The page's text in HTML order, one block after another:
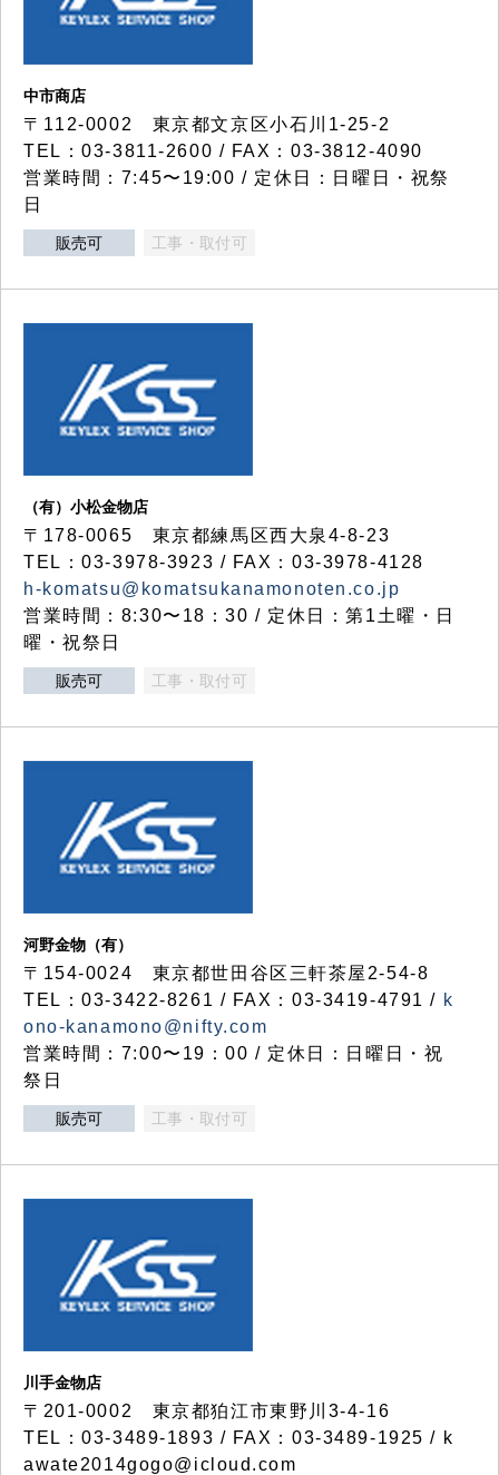
中市商店
〒112-0002 東京都文京区小石川1-25-2
TEL：03-3811-2600 / FAX：03-3812-4090
営業時間：7:45〜19:00 / 定休日：日曜日・祝祭
日
販売可 工事・取付可
（有）小松金物店
〒178-0065 東京都練馬区西大泉4-8-23
TEL：03-3978-3923 / FAX：03-3978-4128
h-komatsu@komatsukanamonoten.co.jp
営業時間：8:30〜18：30 / 定休日：第1土曜・日
曜・祝祭日
販売可 工事・取付可
河野金物（有）
〒154-0024 東京都世田谷区三軒茶屋2-54-8
TEL：03-3422-8261 / FAX：03-3419-4791 / k
ono-kanamono@nifty.com
営業時間：7:00〜19：00 / 定休日：日曜日・祝
祭日
販売可 工事・取付可
川手金物店
〒201-0002 東京都狛江市東野川3-4-16
TEL：03-3489-1893 / FAX：03-3489-1925 / k
awate2014gogo@icloud.com